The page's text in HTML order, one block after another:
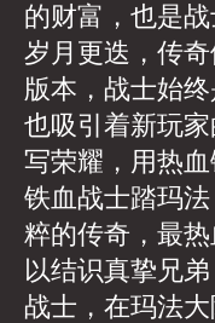
的财富，也是战
岁月更迭，传
版本，战士始
也吸引着新玩
写荣耀，用热
铁血战士踏玛
粹的传奇，最
以结识真挚兄
战士，在玛法